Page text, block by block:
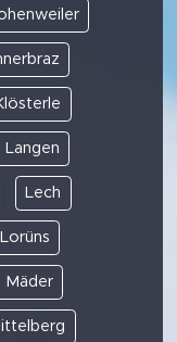
Langen
Lech
Lorüns
Mäder